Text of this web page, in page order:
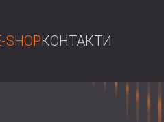
SHOPКОНТАКТИ